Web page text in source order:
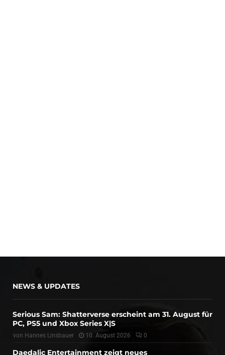
NEWS & UPDATES
Serious Sam: Shatterverse erscheint am 31. August für
PC, PS5 und Xbox Series X|S
von Hannes Linsbauer 10. August 2026 0
Daedalic Entertainment zeigt neues